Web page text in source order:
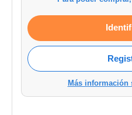
Más información